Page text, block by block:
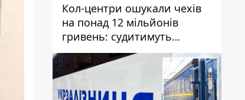
Кол-центри ошукали чехів
на понад 12 мільйонів
гривень: судитимуть
дніпрянина, який
організував
транснаціональну злочинну
організацію